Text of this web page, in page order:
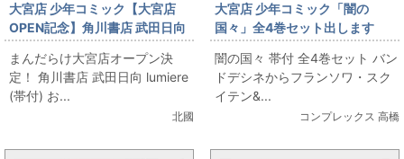
大宮店 少年コミック【大宮店
OPEN記念】角川書店 武田日向
lumiere (帯付)
まんだらけ大宮店オープン決
定！ 角川書店 武田日向 lumiere
(帯付) お...
北國
大宮店 少年コミック「闇の
国々」全4巻セット出します
闇の国々 帯付 全4巻セット バン
ドデシネからフランソワ・スク
イテン&...
コンプレックス 高橋